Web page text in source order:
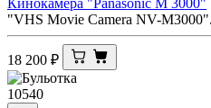
Кинокамера "Panasonic M 3000"
"VHS Movie Camera NV-
18 200 ₽
10540